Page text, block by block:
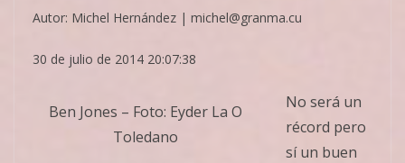
Autor: Michel Hernández | michel@granma.cu
30 de julio de 2014 20:07:38
Ben Jones – Foto: Eyder La O
Toledano
No será un
récord pero
sí un buen